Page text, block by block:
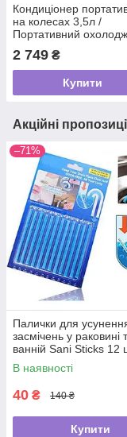
Кондиціонер
на колесах 3,5л /
Портативний
повітря 50Вт
2 749 ₴
Купити
Акційні
–71%
Палички для
засмічень у раковині
ванній Sani Sticks 12
В наявності
40 ₴ 140 ₴
Купити